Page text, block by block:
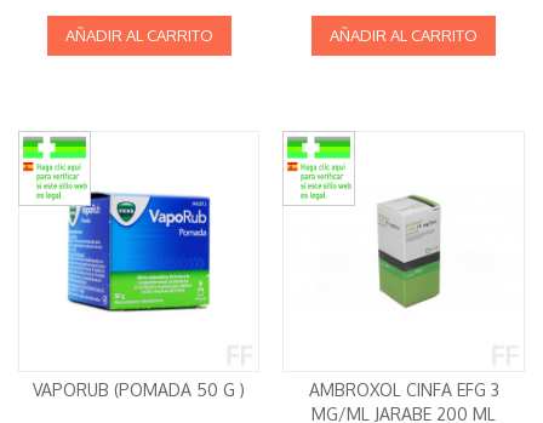
AÑADIR AL CARRITO AÑADIR AL CARRITO
VAPORUB (POMADA 50 G )
AMBROXOL CINFA EFG 3
MG/ML JARABE 200 ML